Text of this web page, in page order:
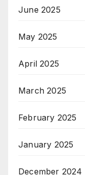
June 2025
May 2025
April 2025
March 2025
February 2025
January 2025
December 2024